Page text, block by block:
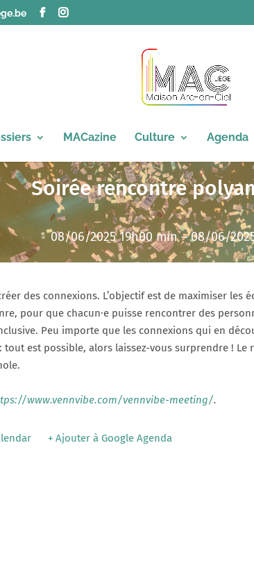
MACazine Culture Agenda
Soirée rencontre
08/06/2025 19h00 min – 08/06/
des connexions. L’objectif est de maximiser les
pour que chacun·e puisse rencontrer des
Peu importe que les connexions qui en
est possible, alors laissez-vous surprendre ! Le
www.vennvibe.com/vennvibe-meeting/.
+ Ajouter à Google Agenda